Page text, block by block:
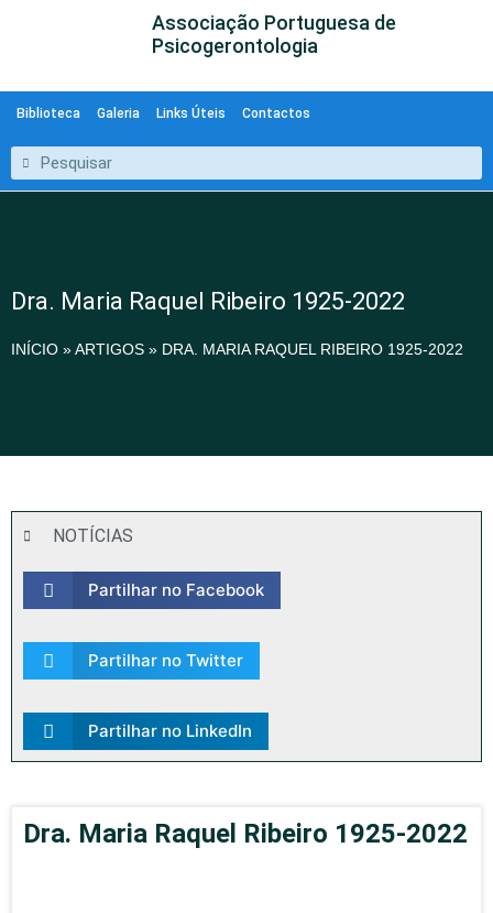
Associação Portuguesa de
Psicogerontologia
Biblioteca Galeria Links Úteis Contactos
Dra. Maria Raquel Ribeiro 1925-2022
INÍCIO »ARTIGOS » DRA. MARIA RAQUEL RIBEIRO 1925-2022
NOTÍCIAS
Partilhar no Facebook
Partilhar no Twitter
Partilhar no LinkedIn
Dra. Maria Raquel Ribeiro 1925-2022